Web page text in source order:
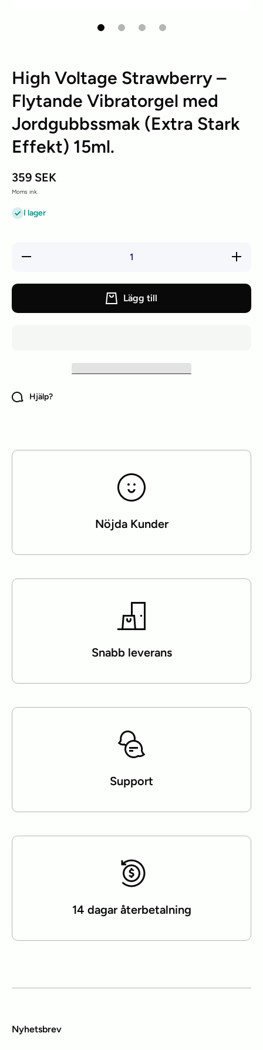
High Voltage Strawberry –
Flytande Vibratorgel med
Jordgubbssmak (Extra Stark
Effekt) 15ml.
359 SEK
Moms ink.
I lager
Lägg till
Hjälp?
Nöjda Kunder
Snabb leverans
Support
14 dagar återbetalning
Nyhetsbrev